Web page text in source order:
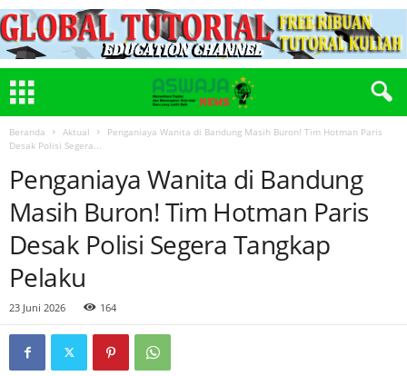
Beranda Aktual
Penganiaya Wanita di Bandung Masih Buron! Tim Hotman Paris
Desak Polisi Segera...
Penganiaya Wanita di Bandung
Masih Buron! Tim Hotman Paris
Desak Polisi Segera Tangkap
Pelaku
23 Juni 2026 164